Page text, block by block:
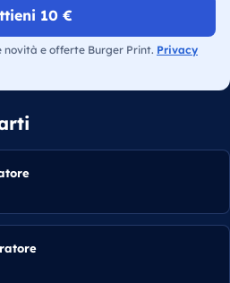
10 €
e offerte Burger Print. Privacy